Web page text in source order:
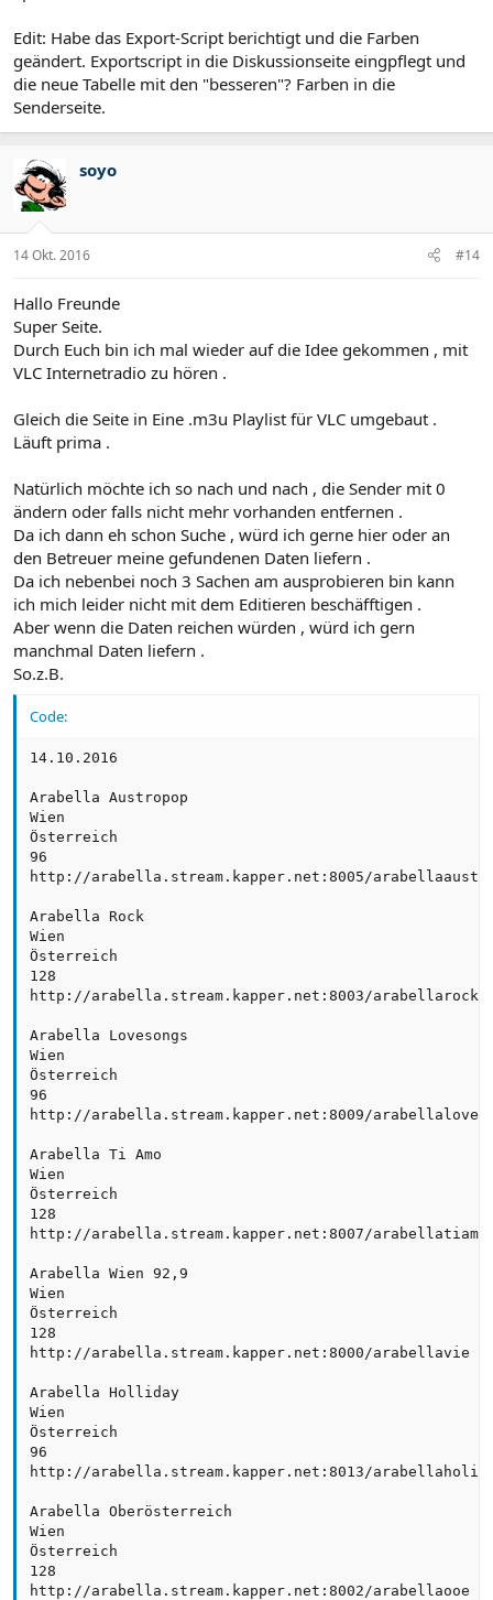
Edit: Habe das Export-Script berichtigt und die Farben
geändert. Exportscript in die Diskussionseite eingpflegt und
die neue Tabelle mit den "besseren"? Farben in die
Senderseite.
soyo
14 Okt. 2016 #14
Hallo Freunde
Super Seite.
Durch Euch bin ich mal wieder auf die Idee gekommen , mit
VLC Internetradio zu hören .
Gleich die Seite in Eine .m3u Playlist für VLC umgebaut .
Läuft prima .
Natürlich möchte ich so nach und nach , die Sender mit 0
ändern oder falls nicht mehr vorhanden entfernen .
Da ich dann eh schon Suche , würd ich gerne hier oder an
den Betreuer meine gefundenen Daten liefern .
Da ich nebenbei noch 3 Sachen am ausprobieren bin kann
ich mich leider nicht mit dem Editieren beschäfftigen .
Aber wenn die Daten reichen würden , würd ich gern
manchmal Daten liefern .
So.z.B.
Code:
14.10.2016
Arabella Austropop
Wien
Österreich
96
http://arabella.stream.kapper.net:8005/
Arabella Rock
Wien
Österreich
128
http://arabella.stream.kapper.net:8003/arabellarock
Arabella Lovesongs
Wien
Österreich
96
http://arabella.stream.kapper.net:8009/arabellalove
Arabella Ti Amo
Wien
Österreich
128
http://arabella.stream.kapper.net:8007/arabellatiamo
Arabella Wien 92,9
Wien
Österreich
128
http://arabella.stream.kapper.net:8000/arabellavie
Arabella Holliday
Wien
Österreich
96
http://arabella.stream.kapper.net:8013/
Arabella Oberösterreich
Wien
Österreich
128
http://arabella.stream.kapper.net:8002/arabellaooe